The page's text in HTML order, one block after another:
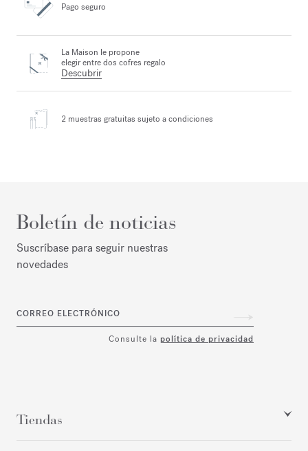
Pago seguro
La Maison le propone
elegir entre dos cofres regalo
Descubrir
2 muestras gratuitas sujeto a condiciones
Boletín de noticias
Suscríbase para seguir nuestras
novedades
CORREO ELECTRÓNICO
Consulte la política de privacidad
Tiendas